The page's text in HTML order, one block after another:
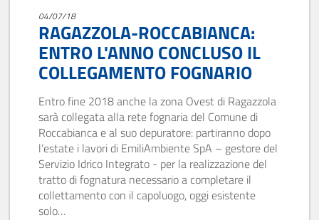
04/07/18
RAGAZZOLA-ROCCABIANCA:
ENTRO L'ANNO CONCLUSO IL
COLLEGAMENTO FOGNARIO
Entro fine 2018 anche la zona Ovest di Ragazzola
sarà collegata alla rete fognaria del Comune di
Roccabianca e al suo depuratore: partiranno dopo
l’estate i lavori di EmiliAmbiente SpA – gestore del
Servizio Idrico Integrato - per la realizzazione del
tratto di fognatura necessario a completare il
collettamento con il capoluogo, oggi esistente
solo…